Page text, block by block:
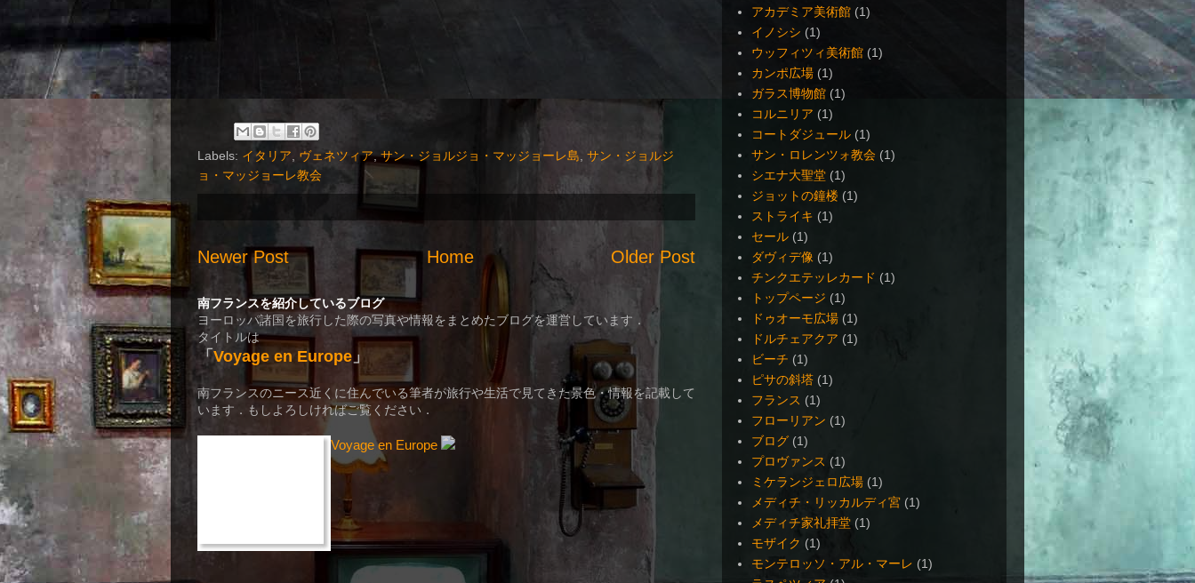
Labels: イタリア ヴェネツィア,サン・ジョルジョ・マッジョーレ島 サン・ジョルジ
ョ・マッジョーレ教会
Newer Post Older Post
Home
南フランスを紹介しているブログ
ヨーロッパ諸国を旅行した際の写真や情報をまとめたブログを運営しています．
タイトルは
「Voyage en Europe 」
南フランスのニース近くに住んでいる筆者が旅行や生活で見てきた景色・情報を記載して
います．もしよろしければご覧ください．
Voyage en Europe
アカデミア美術館 (1)
イノシシ (1)
ウッフィツィ美術館 (1)
カンポ広場 (1)
ガラス博物館 (1)
コルニリア (1)
コートダジュール (1)
サン・ロレンツォ教会 (1)
シエナ大聖堂 (1)
ジョットの鐘楼 (1)
ストライキ (1)
セール (1)
ダヴィデ像 (1)
チンクエテッレカード (1)
トップページ (1)
ドゥオーモ広場 (1)
ドルチェアクア (1)
ビーチ (1)
ピサの斜塔 (1)
フランス (1)
フローリアン (1)
ブログ (1)
プロヴァンス (1)
ミケランジェロ広場 (1)
メディチ・リッカルディ宮 (1)
メディチ家礼拝堂 (1)
モザイク (1)
モンテロッソ・アル・マーレ (1)